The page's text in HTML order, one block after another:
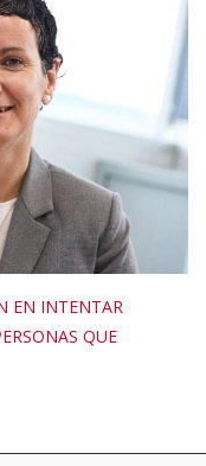
EN INTENTAR
QUE